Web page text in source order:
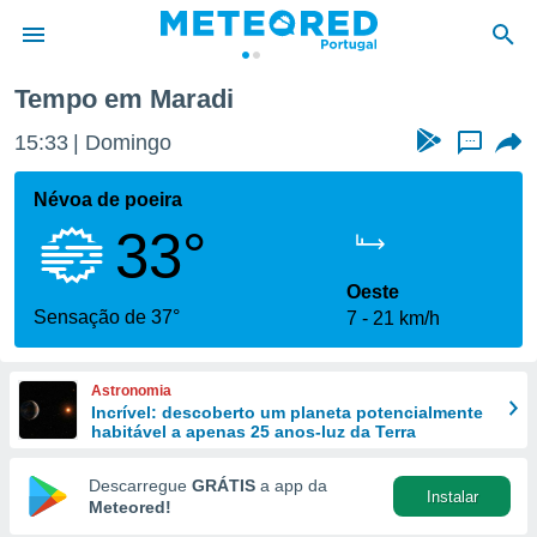
da
foi
fornecidas
a este
das
e
forma
digital
Tempo em Maradi
15:33 Domingo ...
Névoa de poeira
33°
Sensação de 37°
Oeste
7
21 km/h
Astronomia
Incrível: descoberto um planeta potencialmente
habitável a apenas 25 anos-luz da Terra
Descarregue GRÁTIS a app da
Meteored!
Instalar